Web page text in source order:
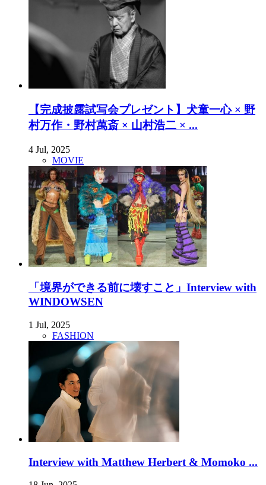
【完成披露試写会プレゼント】犬童一心 × 野
村万作・野村萬斎 × 山村浩二 × ...
4 Jul, 2025
MOVIE
「境界ができる前に壊すこと」Interview with
WINDOWSEN
1 Jul, 2025
FASHION
Interview with Matthew Herbert & Momoko ...